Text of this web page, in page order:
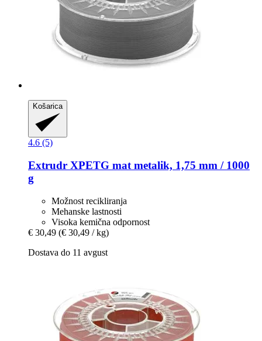
Košarica
4.6 (5)
Extrudr XPETG mat metalik, 1,75 mm / 1000
g
Možnost recikliranja
Mehanske lastnosti
Visoka kemična odpornost
€ 30,49 (€ 30,49 / kg)
Dostava do 11 avgust